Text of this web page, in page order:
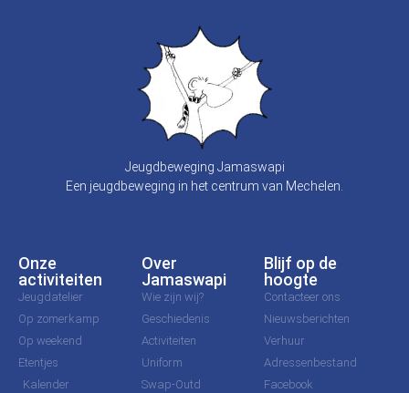
Jeugdbeweging Jamaswapi
Een jeugdbeweging in het centrum van Mechelen.
Onze
activiteiten
Jeugdatelier
Op zomerkamp
Op weekend
Etentjes
Kalender
Over
Jamaswapi
Wie zijn wij?
Geschiedenis
Activiteiten
Uniform
Swap-Outd
Blijf op de
hoogte
Contacteer ons
Nieuwsberichten
Verhuur
Adressenbestand
Facebook